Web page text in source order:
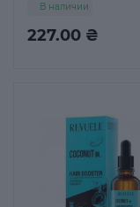
227.00 ₴
В наличии